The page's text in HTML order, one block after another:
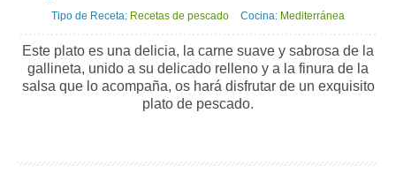
Tipo de Receta: Recetas de pescado Cocina: Mediterránea
Este plato es una delicia, la carne suave y sabrosa de la
gallineta, unido a su delicado relleno y a la finura de la
salsa que lo acompaña, os hará disfrutar de un exquisito
plato de pescado.